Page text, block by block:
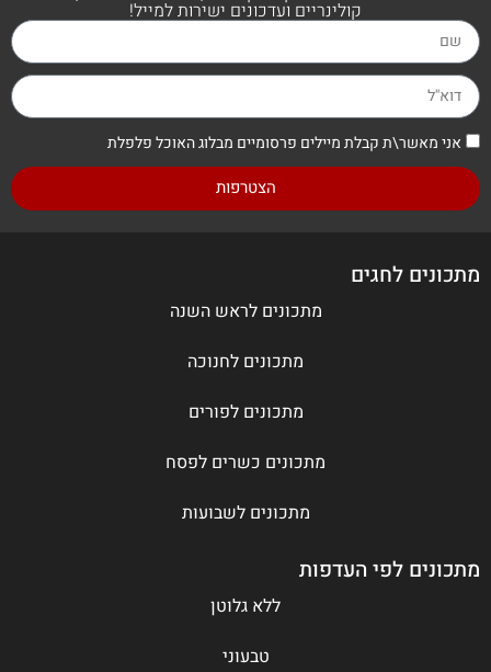
קולינריים ועדכונים ישירות למייל!
אני מאשר\ת קבלת מיילים פרסומיים מבלוג האוכל פלפלת
הצטרפות
מתכונים לחגים
מתכונים לראש השנה
מתכונים לחנוכה
מתכונים לפורים
מתכונים כשרים לפסח
מתכונים לשבועות
מתכונים לפי העדפות
ללא גלוטן
טבעוני